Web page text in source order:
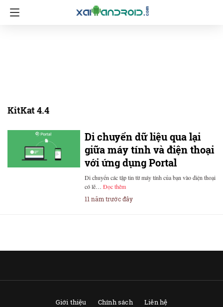
KitKat 4.4
Di chuyển dữ liệu qua lại
giữa máy tính và điện thoại
với ứng dụng Portal
Di chuyển các tập tin từ máy tính của bạn vào điện thoại
có lẽ… Đọc thêm
11 năm trước đây
Giới thiệu Chính sách Liên hệ